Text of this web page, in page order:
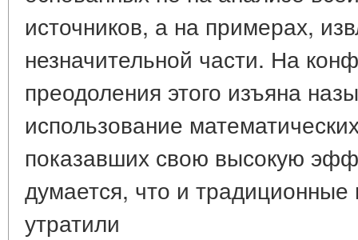
источников, а на примерах,
незначительной части. На
преодоления этого изъяна
использование
показавших свою высокую
думается, что и
утратили